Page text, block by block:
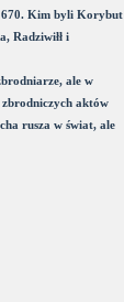
Kim byli Korybut
Radziwiłł i
ale w
zbrodniczych aktów
rusza w świat, ale